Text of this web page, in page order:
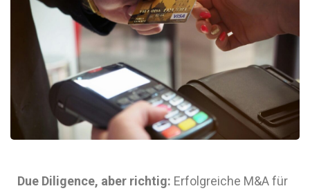
Due Diligence, aber richtig: Erfolgreiche M&A für